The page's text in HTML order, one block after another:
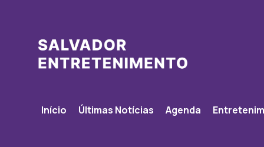
Início Últimas Notícias Agenda